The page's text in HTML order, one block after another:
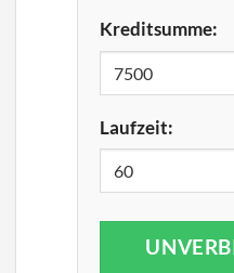
Kreditsumme:
Laufzeit: